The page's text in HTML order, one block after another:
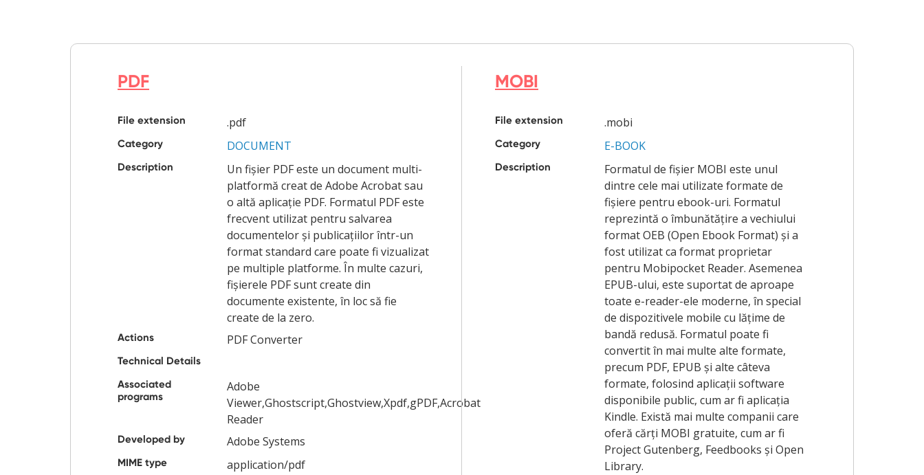
PDF
File extension .pdf
Category DOCUMENT
Description
Un fișier PDF este un document multi-
platformă creat de Adobe Acrobat sau
o altă aplicație PDF. Formatul PDF este
frecvent utilizat pentru salvarea
documentelor și publicațiilor într-un
format standard care poate fi vizualizat
pe multiple platforme. În multe cazuri,
fișierele PDF sunt create din
documente existente, în loc să fie
create de la zero.
Actions PDF Converter
Technical Details
Associated
programs
Adobe
Viewer,Ghostscript,Ghostview,Xpdf,gPDF,Acrobat
Reader
Developed by Adobe Systems
MIME type application/pdf
MOBI
File extension .mobi
Category E-BOOK
Description
Formatul de fișier MOBI este unul
dintre cele mai utilizate formate de
fișiere pentru ebook-uri. Formatul
reprezintă o îmbunătățire a vechiului
format OEB (Open Ebook Format) și a
fost utilizat ca format proprietar
pentru Mobipocket Reader. Asemenea
EPUB-ului, este suportat de aproape
toate e-reader-ele moderne, în special
de dispozitivele mobile cu lățime de
bandă redusă. Formatul poate fi
convertit în mai multe alte formate,
precum PDF, EPUB și alte câteva
formate, folosind aplicații software
disponibile public, cum ar fi aplicația
Kindle. Există mai multe companii care
oferă cărți MOBI gratuite, cum ar fi
Project Gutenberg, Feedbooks și Open
Library.